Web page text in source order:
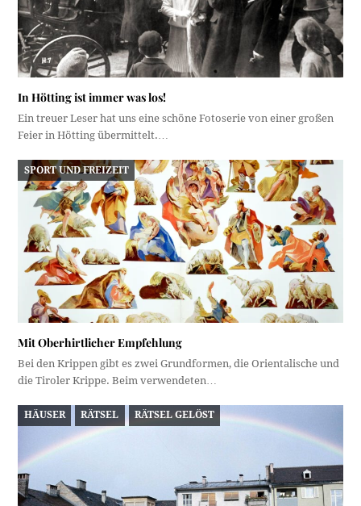
In Hötting ist immer was los!
Ein treuer Leser hat uns eine schöne Fotoserie von einer großen
Feier in Hötting übermittelt.…
SPORT UND FREIZEIT
Mit Oberhirtlicher Empfehlung
Bei den Krippen gibt es zwei Grundformen, die Orientalische und
die Tiroler Krippe. Beim verwendeten…
HÄUSER RÄTSEL RÄTSEL GELÖST